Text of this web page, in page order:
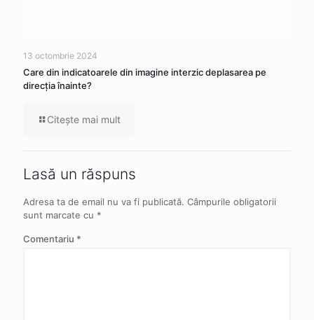
13 octombrie 2024
Care din indicatoarele din imagine interzic deplasarea pe
direcția înainte?
Citeşte mai mult
Lasă un răspuns
Adresa ta de email nu va fi publicată. Câmpurile obligatorii
sunt marcate cu *
Comentariu *